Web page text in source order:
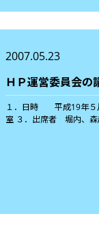
2007.05.23
ＨＰ運営委員会の
１．日時 平成19年５
室 ３．出席者 堀内、森